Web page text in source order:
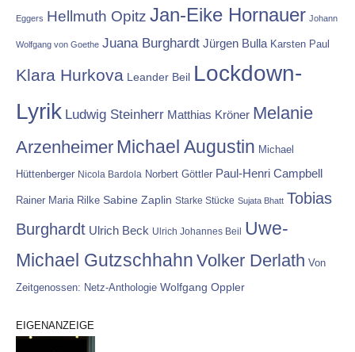
Eggers Hellmuth Opitz Jan-Eike Hornauer Johann
Wolfgang von Goethe Juana Burghardt Jürgen Bulla Karsten Paul
Klara Hurkova Leander Beil Lockdown-
Lyrik Ludwig Steinherr Matthias Kröner Melanie
Arzenheimer Michael Augustin Michael
Hüttenberger Nicola Bardola Norbert Göttler Paul-Henri Campbell
Rainer Maria Rilke Sabine Zaplin Starke Stücke Sujata Bhatt Tobias
Burghardt Ulrich Beck Ulrich Johannes Beil Uwe-
Michael Gutzschhahn Volker Derlath Von
Zeitgenossen: Netz-Anthologie Wolfgang Oppler
EIGENANZEIGE